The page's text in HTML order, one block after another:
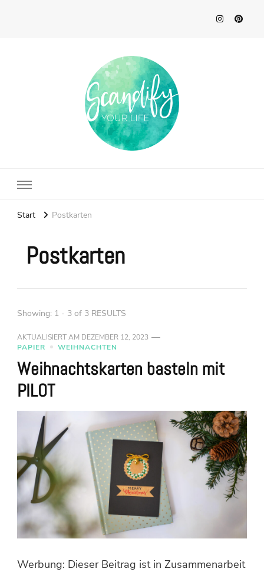
Start Postkarten
Postkarten
Showing: 1 - 3 of 3 RESULTS
AKTUALISIERT AM DEZEMBER 12, 2023
PAPIER
WEIHNACHTEN
Weihnachtskarten basteln mit
PILOT
Werbung: Dieser Beitrag ist in Zusammenarbeit